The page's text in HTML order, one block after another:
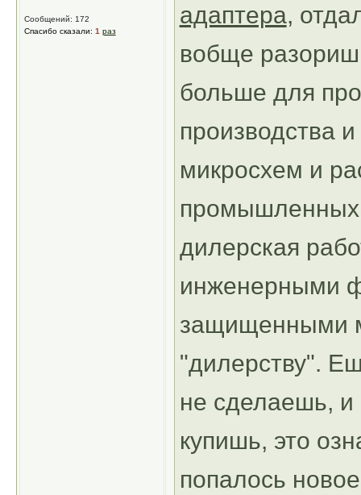
Сообщений: 172
Спасибо сказали: 1 раз
адаптера,
вобще
больше для
производства
микросхем и
дилерская
инженерными
защищенными
"дилерству".
не сделаешь, и
купишь, это
попалось